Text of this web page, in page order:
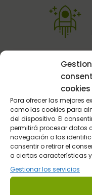
cookies
Para ofrecer las mejores
como las cookies para
del dispositivo. El
permitirá procesar datos
navegación o las
consentir o retirar el
a ciertas características
Gestionar los servicios